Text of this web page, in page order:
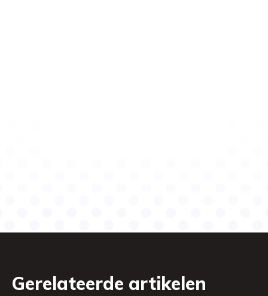
Gerelateerde artikelen